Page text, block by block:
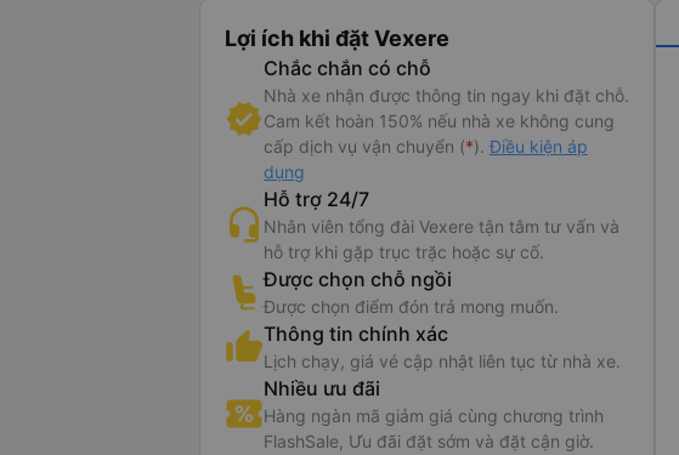
Lợi ích khi đặt Vexere
Chắc chắn có chỗ
Nhà xe nhận được thông tin ngay khi đặt chỗ.
Cam kết hoàn 150% nếu nhà xe không cung
cấp dịch vụ vận chuyển (*). Điều kiện áp
dụng
Hỗ trợ 24/7
Nhân viên tổng đài Vexere tận tâm tư vấn và
hỗ trợ khi gặp trục trặc hoặc sự cố.
Được chọn chỗ ngồi
Được chọn điểm đón trả mong muốn.
Thông tin chính xác
Lịch chạy, giá vé cập nhật liên tục từ nhà xe.
Nhiều ưu đãi
Hàng ngàn mã giảm giá cùng chương trình
FlashSale, Ưu đãi đặt sớm và đặt cận giờ.